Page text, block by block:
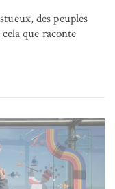
des peuples
que raconte